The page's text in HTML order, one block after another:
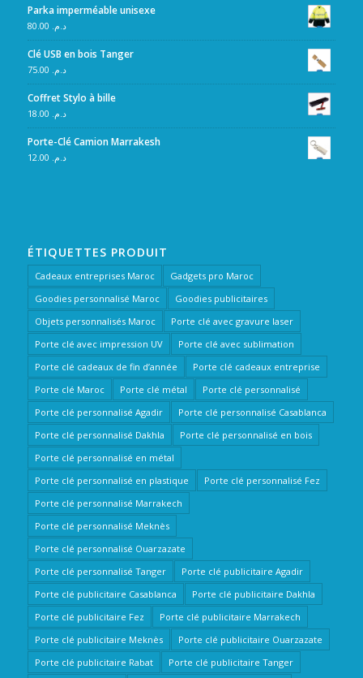
Parka imperméable unisexe
د.م.
Clé USB en bois Tanger
د.م.
Coffret Stylo à bille
د.م.
Porte-Clé Camion Marrakesh
د.م.
ÉTIQUETTES PRODUIT
Cadeaux entreprises Maroc
Gadgets pro Maroc
Goodies personnalisé Maroc
Goodies publicitaires
Objets personnalisés Maroc
Porte clé avec gravure laser
Porte clé avec impression UV
Porte clé avec sublimation
Porte clé cadeaux de fin d’année
Porte clé cadeaux entreprise
Porte clé Maroc
Porte clé métal
Porte clé personnalisé
Porte clé personnalisé Agadir
Porte clé personnalisé Casablanca
Porte clé personnalisé Dakhla
Porte clé personnalisé en bois
Porte clé personnalisé en métal
Porte clé personnalisé en plastique
Porte clé personnalisé Fez
Porte clé personnalisé Marrakech
Porte clé personnalisé Meknès
Porte clé personnalisé Ouarzazate
Porte clé personnalisé Tanger
Porte clé publicitaire Agadir
Porte clé publicitaire Casablanca
Porte clé publicitaire Dakhla
Porte clé publicitaire Fez
Porte clé publicitaire Marrakech
Porte clé publicitaire Meknès
Porte clé publicitaire Ouarzazate
Porte clé publicitaire Rabat
Porte clé publicitaire Tanger